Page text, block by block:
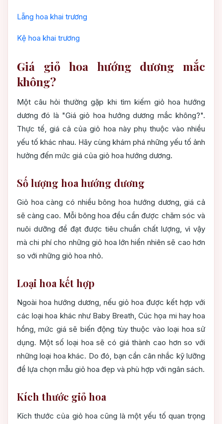
Lẵng hoa khai trương
Kệ hoa khai trương
Giá giỏ hoa hướng dương mắc
không?
Một câu hỏi thường gặp khi tìm kiếm giỏ hoa hướng
dương đó là "Giá giỏ hoa hướng dương mắc không?".
Thực tế, giá cả của giỏ hoa này phụ thuộc vào nhiều
yếu tố khác nhau. Hãy cùng khám phá những yếu tố ảnh
hưởng đến mức giá của giỏ hoa hướng dương.
Số lượng hoa hướng dương
Giỏ hoa càng có nhiều bông hoa hướng dương, giá cả
sẽ càng cao. Mỗi bông hoa đều cần được chăm sóc và
nuôi dưỡng để đạt được tiêu chuẩn chất lượng, vì vậy
mà chi phí cho những giỏ hoa lớn hiển nhiên sẽ cao hơn
so với những giỏ hoa nhỏ.
Loại hoa kết hợp
Ngoài hoa hướng dương, nếu giỏ hoa được kết hợp với
các loại hoa khác như Baby Breath, Cúc họa mi hay hoa
hồng, mức giá sẽ biến động tùy thuộc vào loại hoa sử
dụng. Một số loại hoa sẽ có giá thành cao hơn so với
những loại hoa khác. Do đó, bạn cần cân nhắc kỹ lưỡng
để lựa chọn mẫu giỏ hoa đẹp và phù hợp với ngân sách.
Kích thước giỏ hoa
Kích thước của giỏ hoa cũng là một yếu tố quan trọng